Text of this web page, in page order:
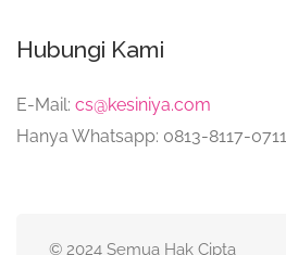
Hubungi Kami
E-Mail: cs@kesiniya.com
Hanya Whatsapp: 0813-8117-0711
© 2024 Semua Hak Cipta